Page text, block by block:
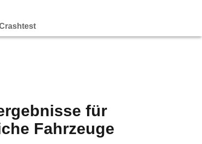
für
Fahrzeuge